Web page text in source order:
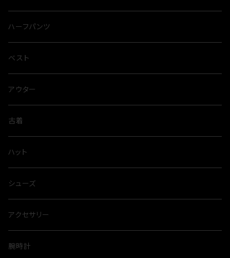
ハーフパンツ
ベスト
アウター
古着
ハット
シューズ
アクセサリー
腕時計